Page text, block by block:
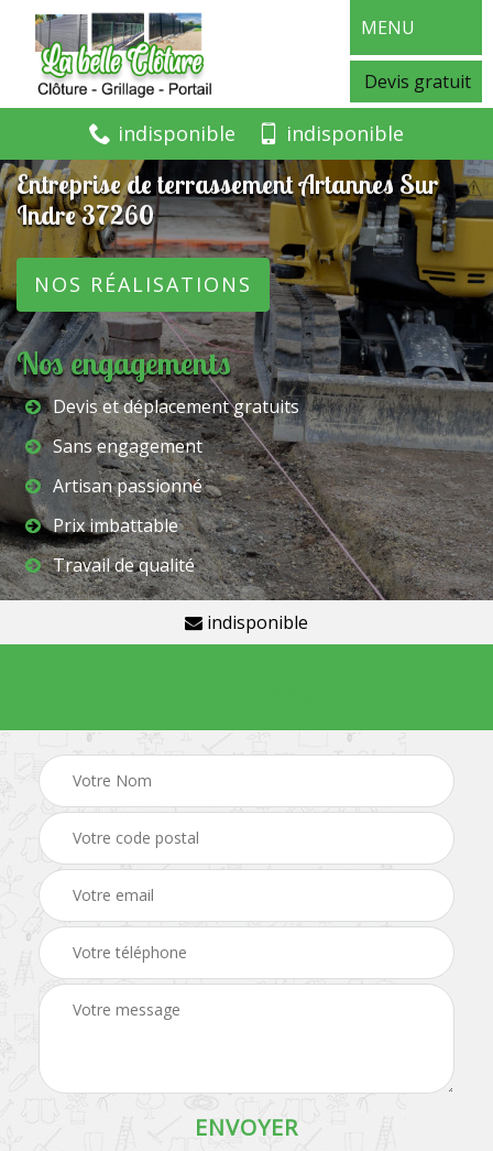
MENU
Devis gratuit
indisponible indisponible
Entreprise de terrassement Artannes Sur
Indre 37260
NOS RÉALISATIONS
Nos engagements
Devis et déplacement gratuits
Sans engagement
Artisan passionné
Prix imbattable
Travail de qualité
indisponible